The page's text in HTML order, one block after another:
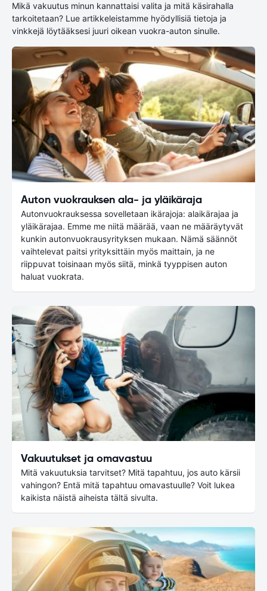
Mikä vakuutus minun kannattaisi valita ja mitä käsirahalla
tarkoitetaan? Lue artikkeleistamme hyödyllisiä tietoja ja
vinkkejä löytääksesi juuri oikean vuokra-auton sinulle.
Auton vuokrauksen ala- ja yläikäraja
Autonvuokrauksessa sovelletaan ikärajoja: alaikärajaa ja
yläikärajaa. Emme me niitä määrää, vaan ne määräytyvät
kunkin autonvuokrausyrityksen mukaan. Nämä säännöt
vaihtelevat paitsi yrityksittäin myös maittain, ja ne
riippuvat toisinaan myös siitä, minkä tyyppisen auton
haluat vuokrata.
Vakuutukset ja omavastuu
Mitä vakuutuksia tarvitset? Mitä tapahtuu, jos auto kärsii
vahingon? Entä mitä tapahtuu omavastuulle? Voit lukea
kaikista näistä aiheista tältä sivulta.